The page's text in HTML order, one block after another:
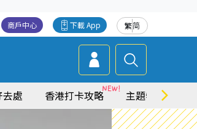
繁简
下載 App
商戶中心
去處 香港打卡攻略 主題特集